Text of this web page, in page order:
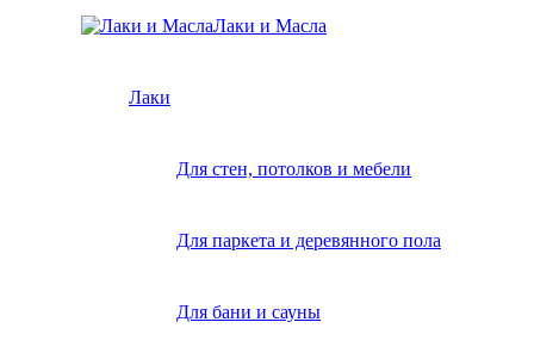
Лаки и Масла
Лаки
Для стен, потолков и мебели
Для паркета и деревянного пола
Для бани и сауны